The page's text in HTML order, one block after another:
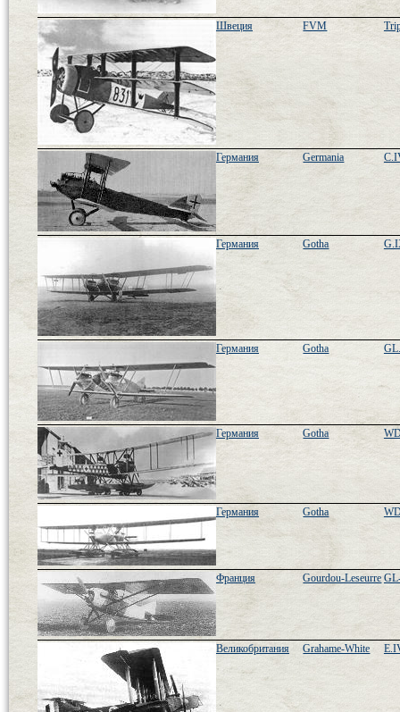
Швеция FVM
Германия Germania
Германия Gotha
Германия Gotha
Германия Gotha
Германия Gotha
Франция Gourdou-Leseurre
Великобритания Grahame-White